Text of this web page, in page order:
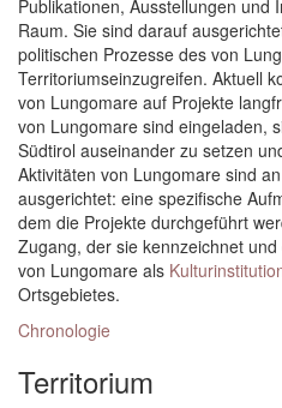
Publikationen, Ausstellungen und
Raum. Sie sind darauf
politischen Prozesse des von
Territoriumseinzugreifen. Aktuell
von Lungomare auf Projekte
von Lungomare sind eingeladen,
Südtirol auseinander zu setzen
Aktivitäten von Lungomare sind
ausgerichtet: eine spezifische
dem die Projekte durchgeführt
Zugang, der sie kennzeichnet
von Lungomare als
Ortsgebietes.
Chronologie
Territorium